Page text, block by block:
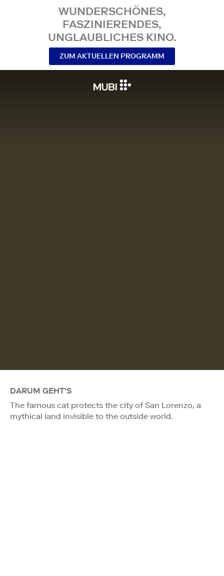
WUNDERSCHÖNES,
FASZINIERENDES,
UNGLAUBLICHES KINO.
ZUM AKTUELLEN PROGRAMM
DARUM GEHT'S
The famous cat protects the city of San Lorenzo, a
mythical land invisible to the outside world.